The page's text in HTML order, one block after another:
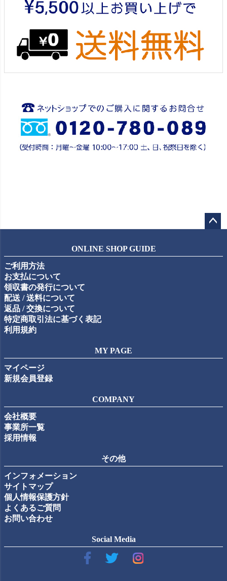
ップ
ONLINE SHOP GUIDE
ご利用方法
お支払について
領収書の発行について
配送 / 送料について
返品 / 交換について
特定商取引法に基づく表記
利用規約
MY PAGE
マイページ
新規会員登録
COMPANY
会社概要
事業所一覧
採用情報
その他
インフォメーション
サイトマップ
個人情報保護方針
よくあるご質問
お問い合わせ
Social Media